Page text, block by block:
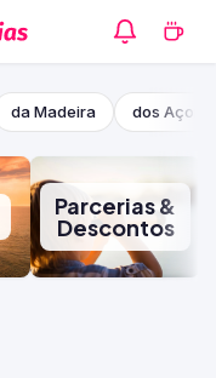
da Madeira dos
Parcerias &
Descontos